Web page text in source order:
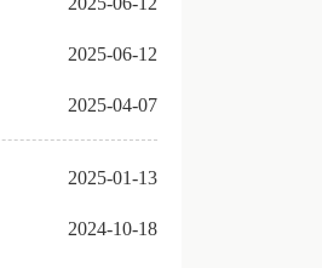
2025-06-12
2025-04-07
2025-01-13
2024-10-18